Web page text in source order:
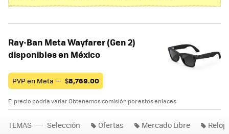
Ray-Ban Meta Wayfarer (Gen 2)
disponibles en México
PVP en Meta — $8,769.00
El precio podría variar. Obtenemos comisión por estos enlaces
TEMAS Selección Ofertas Mercado Libre Reloj